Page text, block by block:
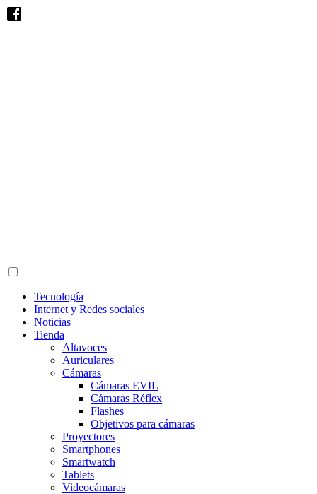
Tecnología
Internet y Redes sociales
Noticias
Tienda
Altavoces
Auriculares
Cámaras
Cámaras EVIL
Cámaras Réflex
Flashes
Objetivos para cámaras
Proyectores
Smartphones
Smartwatch
Tablets
Videocámaras